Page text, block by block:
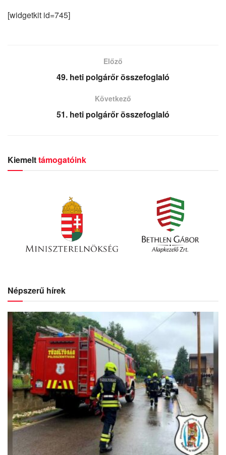
[widgetkit id=745]
Előző
49. heti polgárőr összefoglaló
Következő
51. heti polgárőr összefoglaló
Kiemelttámogatóink
Népszerű hírek